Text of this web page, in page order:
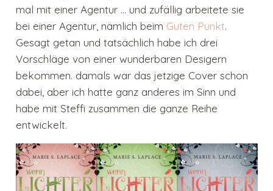
mal mit einer Agentur … und zufällig arbeitete sie
bei einer Agentur, nämlich beim Guten Punkt.
Gesagt getan und tatsächlich habe ich drei
Vorschläge von einer wunderbaren Desigern
bekommen. damals war das jetzige Cover schon
dabei, aber ich hatte ganz anderes im Sinn und
habe mit Steffi zusammen die ganze Reihe
entwickelt.